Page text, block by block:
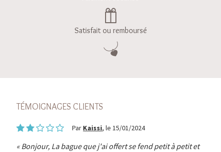
Satisfait ou remboursé
TÉMOIGNAGES CLIENTS
Par Kaissi, le 15/01/2024
Bonjour, La bague que j'ai offert se fend petit à petit et